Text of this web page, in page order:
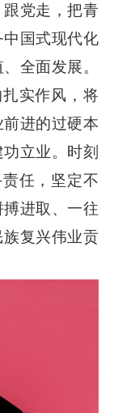
党走，把青
国式现代化
全面发展。
扎实作风，将
进的过硬本
立业。时刻
任，坚定不
进取、一往
复兴伟业贡